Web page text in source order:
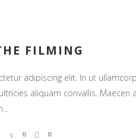
FILMING
adipiscing elit. In ut
aliquam convallis.
0 0